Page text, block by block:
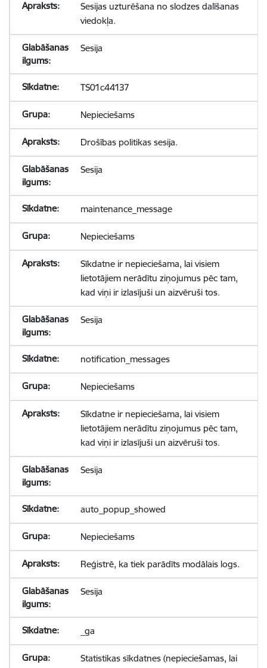
Sesijas uzturēšana no slodzes dalīšanas
viedokļa.
Sesija
TS01c44137
Nepieciešams
Drošības politikas sesija.
Sesija
maintenance_message
Nepieciešams
Sīkdatne ir nepieciešama, lai visiem
lietotājiem nerādītu ziņojumus pēc tam,
kad viņi ir izlasījuši un aizvēruši tos.
Sesija
notification_messages
Nepieciešams
Sīkdatne ir nepieciešama, lai visiem
lietotājiem nerādītu ziņojumus pēc tam,
kad viņi ir izlasījuši un aizvēruši tos.
Sesija
auto_popup_showed
Nepieciešams
Reģistrē, ka tiek parādīts modālais logs.
Sesija
_ga
Statistikas sīkdatnes (nepieciešamas, lai